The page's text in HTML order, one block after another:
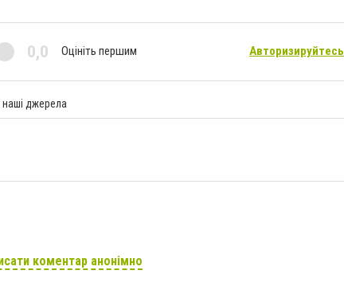
0,0 Оцініть першим Авторизируйтесь
наші джерела
коментар анонімно